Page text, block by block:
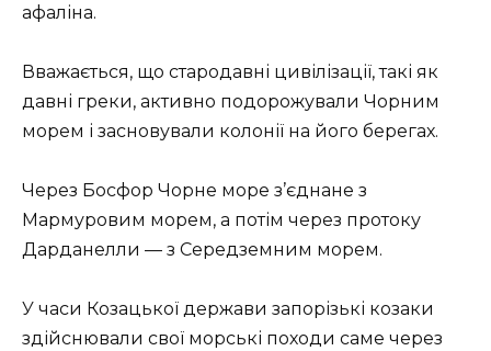
афаліна.
Вважається, що стародавні цивілізації, такі як
давні греки, активно подорожували Чорним
морем і засновували колонії на його берегах.
Через Босфор Чорне море з’єднане з
Мармуровим морем, а потім через протоку
Дарданелли — з Середземним морем.
У часи Козацької держави запорізькі козаки
здійснювали свої морські походи саме через